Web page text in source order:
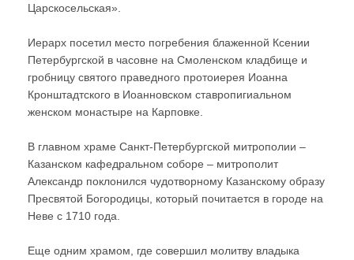
Царскосельская».
Иерарх посетил место погребения блаженной Ксении
Петербургской в часовне на Смоленском кладбище и
гробницу святого праведного протоиерея Иоанна
Кронштадтского в Иоанновском ставропигиальном
женском монастыре на Карповке.
В главном храме Санкт-Петербургской митрополии –
Казанском кафедральном соборе – митрополит
Александр поклонился чудотворному Казанскому образу
Пресвятой Богородицы, который почитается в городе на
Неве с 1710 года.
Еще одним храмом, где совершил молитву владыка